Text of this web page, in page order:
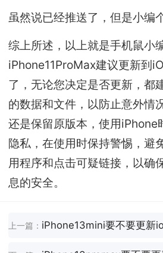
虽然说已经推送了，但是小编
综上所述，以上就是手机鼠小
iPhone11ProMax建议更新到
了，无论您决定是否更新，都
的数据和文件，以防止意外情
还是保留原版本，使用iPhone
隐私，在使用时保持警惕，避
用程序和点击可疑链接，以确
息的安全。
上一篇： iPhone13mini要不要更新